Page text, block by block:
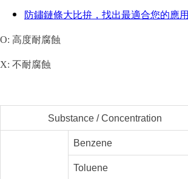
防鏽鏈條大比拚，找出最適合您的應用
O: 高度耐腐蝕
X: 不耐腐蝕
Substance / Concentration
Benzene
Toluene